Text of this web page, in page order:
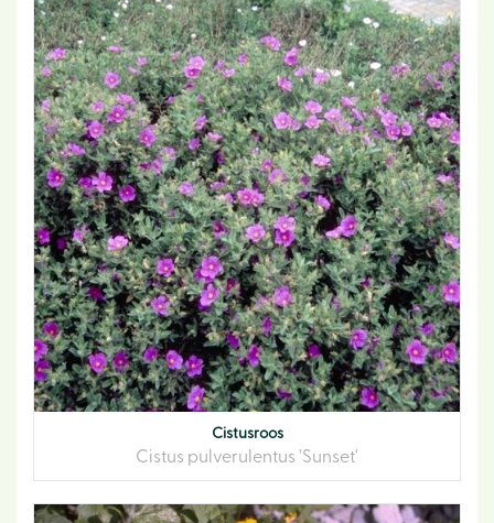
Cistusroos
Cistus pulverulentus 'Sunset'